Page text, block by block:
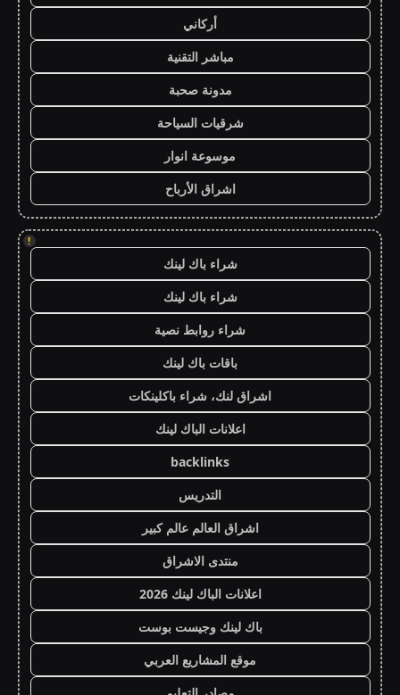
أركاني
مباشر التقنية
مدونة صحبة
شرقيات السياحة
موسوعة انوار
اشراق الأرباح
!
شراء باك لينك
شراء باك لينك
شراء روابط نصية
باقات باك لينك
اشراق لنك، شراء باكلينكات
اعلانات الباك لينك
backlinks
التدريس
اشراق العالم عالم كبير
منتدى الاشراق
اعلانات الباك لينك 2026
باك لينك وجيست بوست
موقع المشاريع العربي